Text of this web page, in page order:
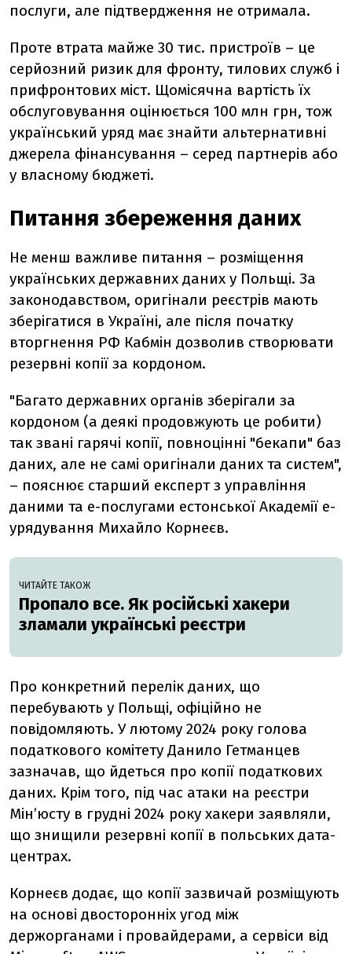
послуги, але підтвердження не отримала.
Проте втрата майже 30 тис. пристроїв – це
серйозний ризик для фронту, тилових служб і
прифронтових міст. Щомісячна вартість їх
обслуговування оцінюється 100 млн грн, тож
український уряд має знайти альтернативні
джерела фінансування – серед партнерів або
у власному бюджеті.
Питання збереження даних
Не менш важливе питання – розміщення
українських державних даних у Польщі. За
законодавством, оригінали реєстрів мають
зберігатися в Україні, але після початку
вторгнення РФ Кабмін дозволив створювати
резервні копії за кордоном.
"Багато державних органів зберігали за
кордоном (а деякі продовжують це робити)
так звані гарячі копії, повноцінні "бекапи" баз
даних, але не самі оригінали даних та систем",
– пояснює старший експерт з управління
даними та е-послугами естонської Академії е-
урядування Михайло Корнеєв.
ЧИТАЙТЕ ТАКОЖ
Пропало все. Як російські хакери
зламали українські реєстри
Про конкретний перелік даних, що
перебувають у Польщі, офіційно не
повідомляють. У лютому 2024 року голова
податкового комітету Данило Гетманцев
зазначав, що йдеться про копії податкових
даних. Крім того, під час атаки на реєстри
Мін’юсту в грудні 2024 року хакери заявляли,
що знищили резервні копії в польських дата-
центрах.
Корнеєв додає, що копії зазвичай розміщують
на основі двосторонніх угод між
держорганами і провайдерами, а сервіси від